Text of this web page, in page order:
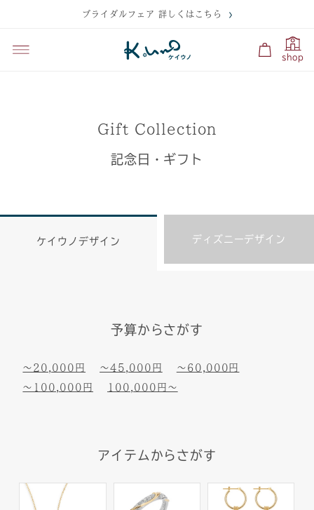
ブライダルフェア 詳しくはこちら
shop
Gift Collection
記念日・ギフト
ケイウノデザイン ディズニーデザイン
予算からさがす
〜20,000円 〜45,000円
〜60,000円
〜100,000円
100,000円〜
アイテムからさがす